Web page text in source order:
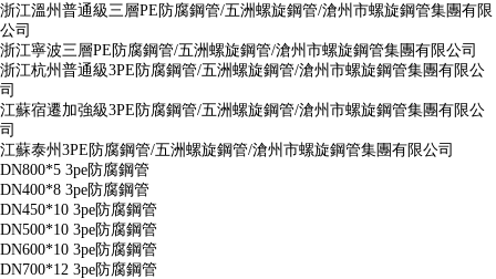
浙江溫州普通級三層PE防腐鋼管/五洲螺旋鋼管/滄州市螺旋鋼管集團有限
公司
浙江寧波三層PE防腐鋼管/五洲螺旋鋼管/滄州市螺旋鋼管集團有限公司
浙江杭州普通級3PE防腐鋼管/五洲螺旋鋼管/滄州市螺旋鋼管集團有限公
司
江蘇宿遷加強級3PE防腐鋼管/五洲螺旋鋼管/滄州市螺旋鋼管集團有限公
司
江蘇泰州3PE防腐鋼管/五洲螺旋鋼管/滄州市螺旋鋼管集團有限公司
DN800*5 3pe防腐鋼管
DN400*8 3pe防腐鋼管
DN450*10 3pe防腐鋼管
DN500*10 3pe防腐鋼管
DN600*10 3pe防腐鋼管
DN700*12 3pe防腐鋼管